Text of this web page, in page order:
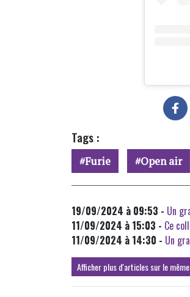
Tags :
Furie Open air
19/09/2024 à 09:53 - Un
11/09/2024 à 15:03 - Ce
11/09/2024 à 14:30 - Un
Afficher plus d'articles sur le